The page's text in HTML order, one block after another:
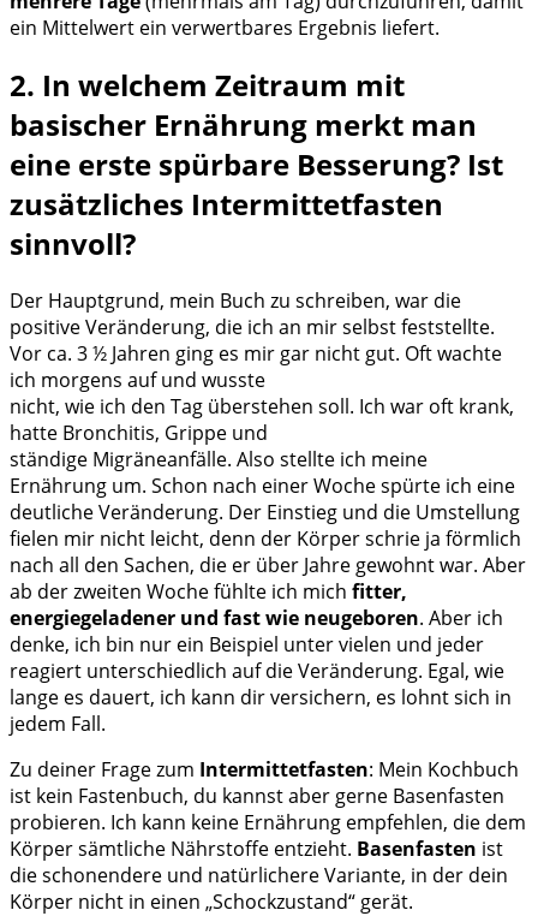
ein Mittelwert ein verwertbares Ergebnis liefert.
2. In welchem Zeitraum mit
basischer Ernährung merkt man
eine erste spürbare Besserung? Ist
zusätzliches Intermittetfasten
sinnvoll?
Der Hauptgrund, mein Buch zu schreiben, war die
positive Veränderung, die ich an mir selbst feststellte.
Vor ca. 3 ½ Jahren ging es mir gar nicht gut. Oft wachte
ich morgens auf und wusste
nicht, wie ich den Tag überstehen soll. Ich war oft krank,
hatte Bronchitis, Grippe und
ständige Migräneanfälle. Also stellte ich meine
Ernährung um. Schon nach einer Woche spürte ich eine
deutliche Veränderung. Der Einstieg und die Umstellung
fielen mir nicht leicht, denn der Körper schrie ja förmlich
nach all den Sachen, die er über Jahre gewohnt war. Aber
ab der zweiten Woche fühlte ich mich fitter,
energiegeladener und fast wie neugeboren. Aber ich
denke, ich bin nur ein Beispiel unter vielen und jeder
reagiert unterschiedlich auf die Veränderung. Egal, wie
lange es dauert, ich kann dir versichern, es lohnt sich in
jedem Fall.
Zu deiner Frage zum Intermittetfasten: Mein Kochbuch
ist kein Fastenbuch, du kannst aber gerne Basenfasten
probieren. Ich kann keine Ernährung empfehlen, die dem
Körper sämtliche Nährstoffe entzieht. Basenfasten ist
die schonendere und natürlichere Variante, in der dein
Körper nicht in einen „Schockzustand“ gerät.